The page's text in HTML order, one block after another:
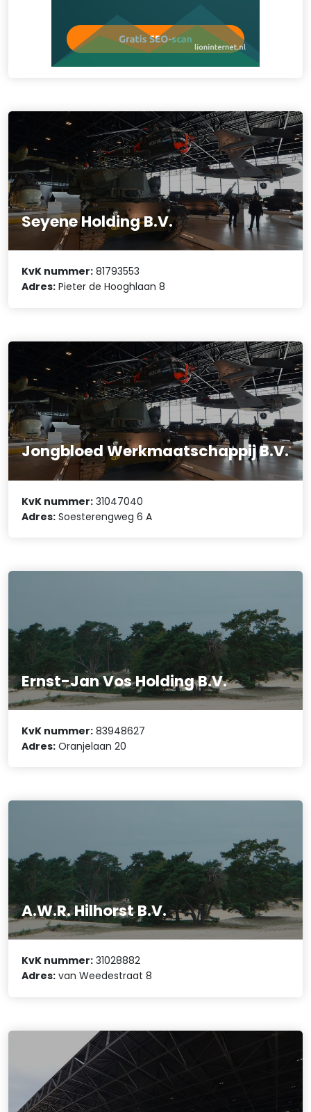
Seyene Holding B.V.
KvK nummer: 81793553
Adres: Pieter de Hooghlaan 8
Jongbloed Werkmaatschappij B.V.
KvK nummer: 31047040
Adres: Soesterengweg 6 A
Ernst-Jan Vos Holding B.V.
KvK nummer: 83948627
Adres: Oranjelaan 20
A.W.R. Hilhorst B.V.
KvK nummer: 31028882
Adres: van Weedestraat 8